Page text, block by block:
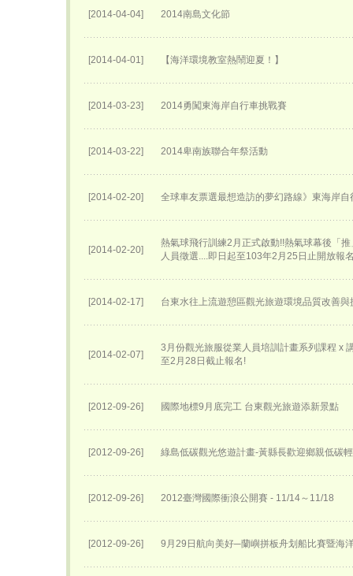
[2014-04-04] 2014南島文化節
[2014-04-01] 【海洋環境教室熱鬧迎夏！】
[2014-03-23] 2014勇闖東海岸自行車挑戰賽
[2014-03-22] 2014卑南族聯合年祭活動
[2014-02-20] 全球車友票選最想造訪的夢幻路線》東海岸
[2014-02-20]
熱氣球飛行訓練2月正式啟動!!熱氣球幕後「
人員徵選....即日起至103年2月25日止開放報
[2014-02-17] 台東水往上流遊憩區觀光旅遊環境品質改善與
[2014-02-07]
3月份觀光旅服從業人員培訓計畫系列課程 x
至2月28日截止報名!
[2012-09-26] 國際地標9月底完工 台東觀光旅遊添新景點
[2012-09-26] 綠島低碳觀光悠遊計畫-黃縣長歡迎鄉親低碳
[2012-09-26] 2012臺灣國際衝浪公開賽 - 11/14～11/18
[2012-09-26] 9月29日航向美好─蘭嶼拼板舟划船比賽暨海